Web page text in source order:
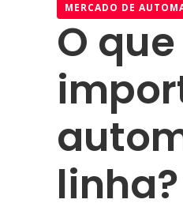
MERCADO DE
O
linha?